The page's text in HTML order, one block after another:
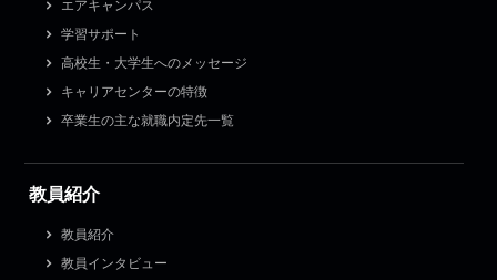
エアキャンパス
学習サポート
高校生・大学生へのメッセージ
キャリアセンターの特徴
卒業生の主な就職内定先一覧
教員紹介
教員紹介
教員インタビュー